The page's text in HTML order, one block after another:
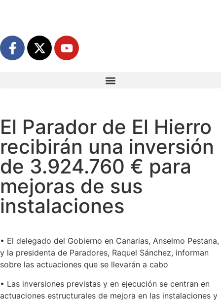
El Parador de El Hierro
recibirán una inversión
de 3.924.760 € para
mejoras de sus
instalaciones
• El delegado del Gobierno en Canarias, Anselmo Pestana,
y la presidenta de Paradores, Raquel Sánchez, informan
sobre las actuaciones que se llevarán a cabo
• Las inversiones previstas y en ejecución se centran en
actuaciones estructurales de mejora en las instalaciones y